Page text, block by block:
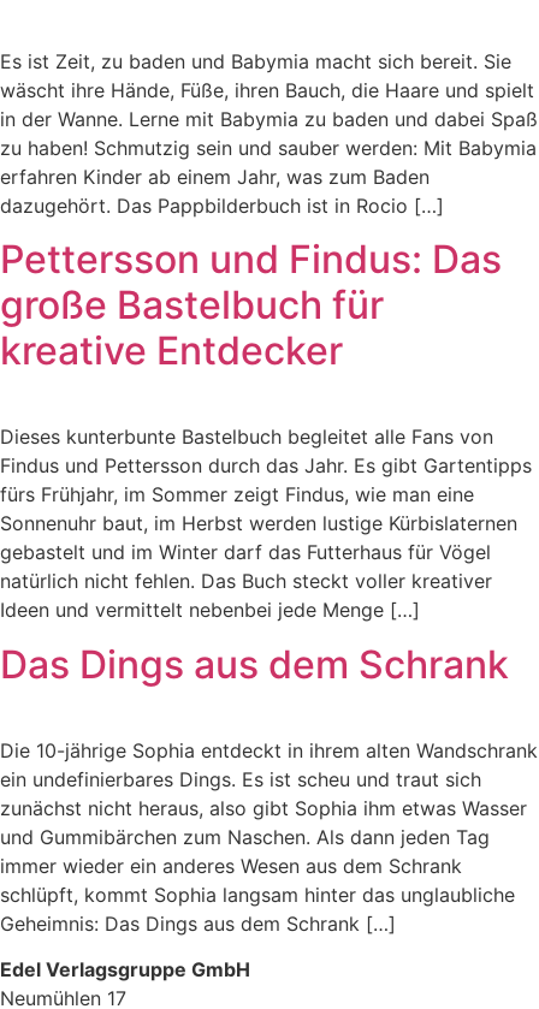
Es ist Zeit, zu baden und Babymia macht sich bereit. Sie
wäscht ihre Hände, Füße, ihren Bauch, die Haare und spielt
in der Wanne. Lerne mit Babymia zu baden und dabei Spaß
zu haben! Schmutzig sein und sauber werden: Mit Babymia
erfahren Kinder ab einem Jahr, was zum Baden
dazugehört. Das Pappbilderbuch ist in Rocio […]
Pettersson und Findus: Das
große Bastelbuch für
kreative Entdecker
Dieses kunterbunte Bastelbuch begleitet alle Fans von
Findus und Pettersson durch das Jahr. Es gibt Gartentipps
fürs Frühjahr, im Sommer zeigt Findus, wie man eine
Sonnenuhr baut, im Herbst werden lustige Kürbislaternen
gebastelt und im Winter darf das Futterhaus für Vögel
natürlich nicht fehlen. Das Buch steckt voller kreativer
Ideen und vermittelt nebenbei jede Menge […]
Das Dings aus dem Schrank
Die 10-jährige Sophia entdeckt in ihrem alten Wandschrank
ein undefinierbares Dings. Es ist scheu und traut sich
zunächst nicht heraus, also gibt Sophia ihm etwas Wasser
und Gummibärchen zum Naschen. Als dann jeden Tag
immer wieder ein anderes Wesen aus dem Schrank
schlüpft, kommt Sophia langsam hinter das unglaubliche
Geheimnis: Das Dings aus dem Schrank […]
Edel Verlagsgruppe GmbH
Neumühlen 17